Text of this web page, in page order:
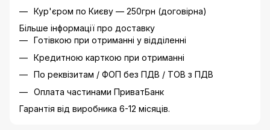
Кур'єром по Києву — 250грн (договірна)
Більше інформації про доставку
Готівкою при отриманні у відділенні
Кредитною карткою при отриманні
По реквізитам / ФОП без ПДВ / ТОВ з ПДВ
Оплата частинами ПриватБанк
Гарантія від виробника 6-12 місяців.